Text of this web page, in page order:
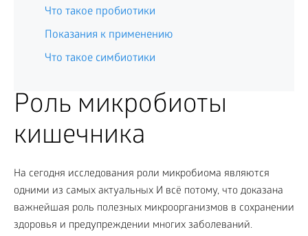
Что такое пробиотики
Показания к применению
Что такое симбиотики
Роль микробиоты
кишечника
На сегодня исследования роли микробиома являются
одними из самых актуальных И всё потому, что доказана
важнейшая роль полезных микроорганизмов в сохранении
здоровья и предупреждении многих заболеваний.